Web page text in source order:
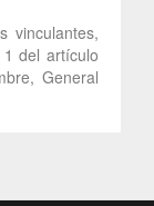
vinculantes,
del artículo
General